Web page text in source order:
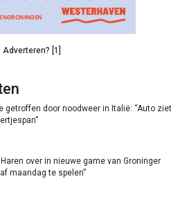
Adverteren? [1]
getroffen door noodweer in Italië: “Auto ziet
over in nieuwe game van Groninger
maandag te spelen”